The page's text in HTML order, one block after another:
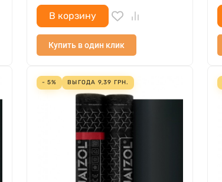
В корзину
Купить в один клик
- 5% ВЫГОДА 9,39 ГРН.